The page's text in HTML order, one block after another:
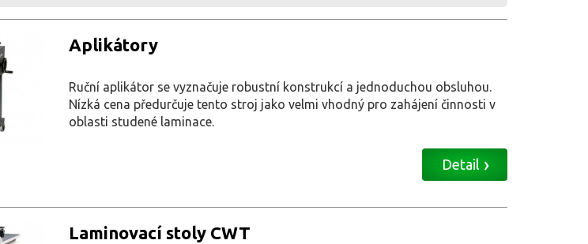
Aplikátory
Ruční aplikátor se vyznačuje robustní konstrukcí a jednoduchou obsluhou.
Nízká cena předurčuje tento stroj jako velmi vhodný pro zahájení činnosti v
oblasti studené laminace.
Detail
Laminovací stoly CWT